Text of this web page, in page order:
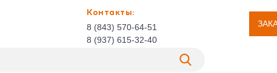
Контакты:
8 (843) 570-64-51
8 (937) 615-32-40